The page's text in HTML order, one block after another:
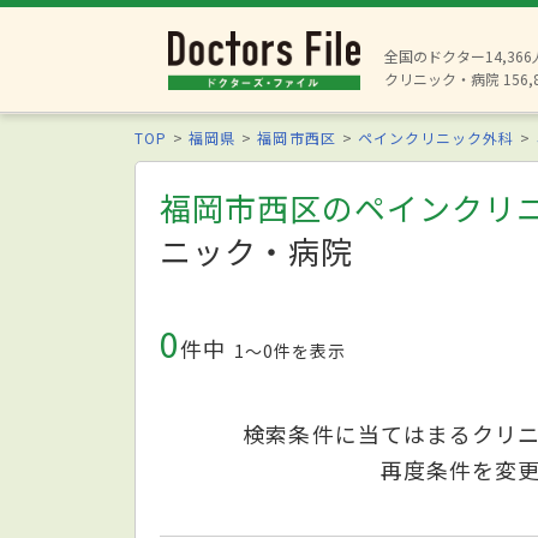
全国のドクター14,366
クリニック・病院
TOP 福岡県 福岡市西区 ペインクリニック外科
福岡市西区のペインクリ
ニック・病院
0件中 1〜0件を表示
検索条件に当てはまるクリ
再度条件を変